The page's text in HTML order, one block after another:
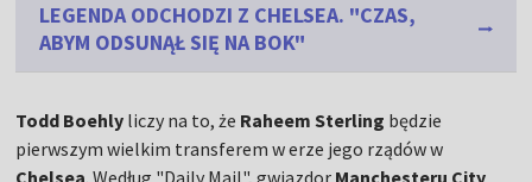
LEGENDA ODCHODZI Z CHELSEA. "CZAS,
ABYM ODSUNĄŁ SIĘ NA BOK"
Todd Boehly liczy na to, że Raheem Sterling będzie
pierwszym wielkim transferem w erze jego rządów w